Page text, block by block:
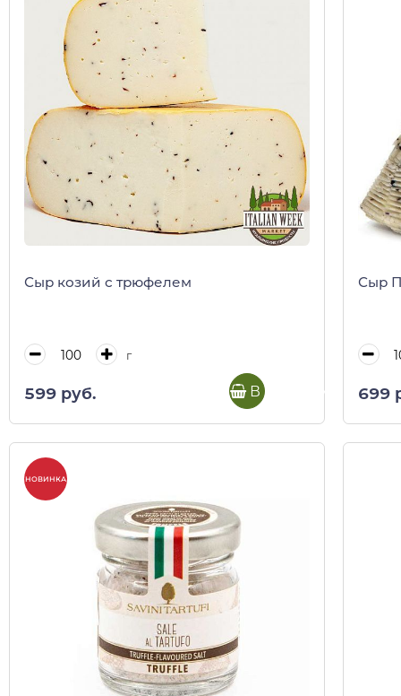
Сыр козий с трюфелем
г
599 руб. В корзину
Сыр
699
НОВИНКА